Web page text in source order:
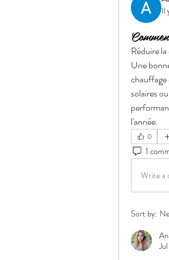
Il
Réduire
Une
chauffage
solaires
l'année.
0
1
Write a
Sort by: